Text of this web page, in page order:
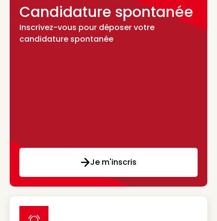
Candidature spontanée
Inscrivez-vous pour déposer votre
candidature spontanée
Je m'inscris